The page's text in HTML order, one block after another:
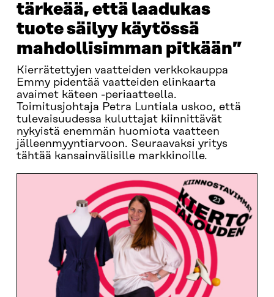
tärkeää, että laadukas
tuote säilyy käytössä
mahdollisimman pitkään”
Kierrätettyjen vaatteiden verkkokauppa
Emmy pidentää vaatteiden elinkaarta
avaimet käteen -periaatteella.
Toimitusjohtaja Petra Luntiala uskoo, että
tulevaisuudessa kuluttajat kiinnittävät
nykyistä enemmän huomiota vaatteen
jälleenmyyntiarvoon. Seuraavaksi yritys
tähtää kansainvälisille markkinoille.